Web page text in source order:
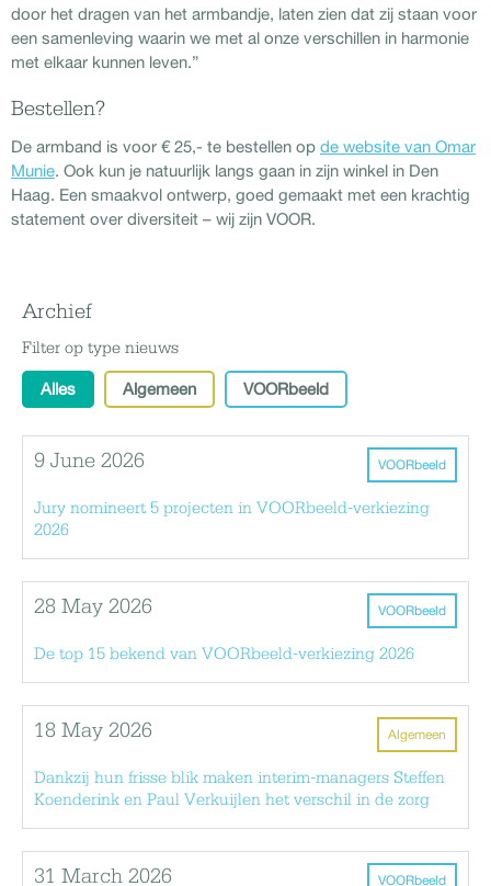
door het dragen van het armbandje, laten zien dat zij staan voor
een samenleving waarin we met al onze verschillen in harmonie
met elkaar kunnen leven.”
Bestellen?
De armband is voor € 25,- te bestellen op de website van Omar
Munie. Ook kun je natuurlijk langs gaan in zijn winkel in Den
Haag. Een smaakvol ontwerp, goed gemaakt met een krachtig
statement over diversiteit – wij zijn VOOR.
Archief
Filter op type nieuws
Alles Algemeen VOORbeeld
VOORbeeld
9 June 2026
Jury nomineert 5 projecten in VOORbeeld-verkiezing
2026
VOORbeeld
28 May 2026
De top 15 bekend van VOORbeeld-verkiezing 2026
Algemeen
18 May 2026
Dankzij hun frisse blik maken interim-managers Steffen
Koenderink en Paul Verkuijlen het verschil in de zorg
VOORbeeld
31 March 2026